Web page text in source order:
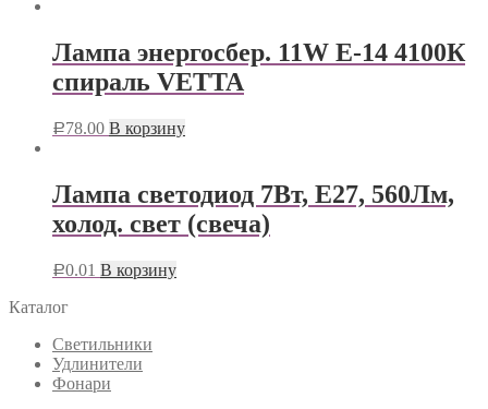
Лампа энергосбер. 11W Е-14 4100К
спираль VETTA
Р78.00 В корзину
Лампа светодиод 7Вт, Е27, 560Лм,
холод. свет (свеча)
Р0.01 В корзину
Каталог
Светильники
Удлинители
Фонари